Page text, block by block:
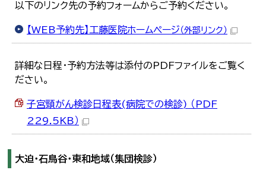
以下のリンク先の予約フォームからご予約ください。
【WEB予約先】工藤医院ホームページ （外部リンク）
詳細な日程・予約方法等は添付のPDFファイルをご覧く
ださい。
子宮頸がん検診日程表(病院での検診) （PDF
229.5KB）
大迫・石鳥谷・東和地域（集団検診）